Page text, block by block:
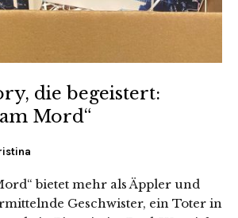
die begeistert:
Mord“
bietet mehr als Äppler und
Geschwister, ein Toter in